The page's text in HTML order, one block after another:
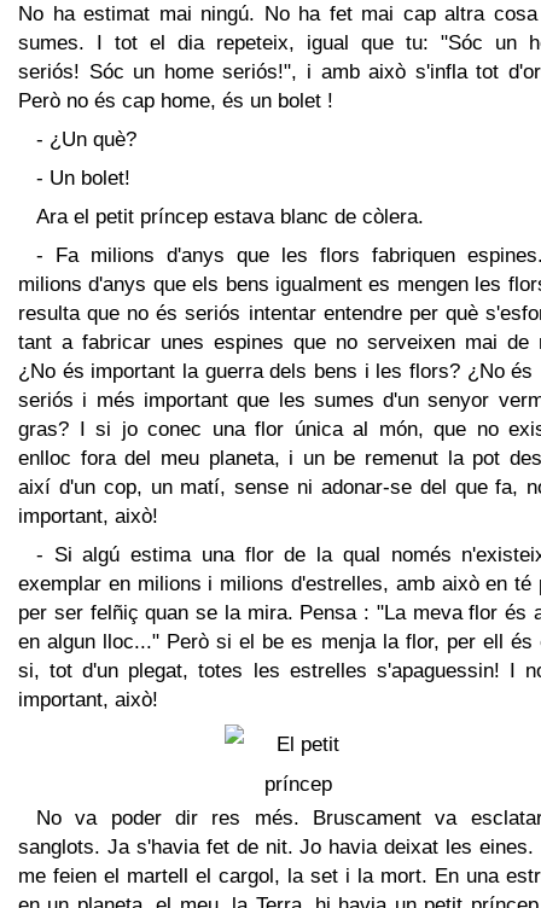
No ha estimat mai ningú. No ha fet mai cap altra cosa
sumes. I tot el dia repeteix, igual que tu: "Sóc un
seriós! Sóc un home seriós!", i amb això s'infla tot
Però no és cap home, és un bolet !
- ¿Un què?
- Un bolet!
Ara el petit príncep estava blanc de còlera.
- Fa milions d'anys que les flors fabriquen
milions d'anys que els bens igualment es mengen les
resulta que no és seriós intentar entendre per què
tant a fabricar unes espines que no serveixen mai de
¿No és important la guerra dels bens i les flors? ¿No és
seriós i més important que les sumes d'un senyor
gras? I si jo conec una flor única al món, que no
enlloc fora del meu planeta, i un be remenut la pot
així d'un cop, un matí, sense ni adonar-se del que fa,
important, això!
- Si algú estima una flor de la qual només
exemplar en milions i milions d'estrelles, amb això en té
per ser felñiç quan se la mira. Pensa : "La meva flor és
en algun lloc..." Però si el be es menja la flor, per ell és
si, tot d'un plegat, totes les estrelles s'apaguessin! I
important, això!
No va poder dir res més. Bruscament va
sanglots. Ja s'havia fet de nit. Jo havia deixat les eines.
me feien el martell el cargol, la set i la mort. En una